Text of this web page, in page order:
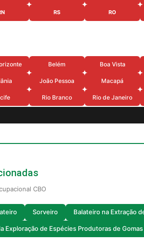
RS RO
Belém Boa Vista
João Pessoa Macapá
Rio Branco Rio de Janeiro
CBO
Sorveiro Balateiro na Extração
Exploração de Espécies Produtoras de